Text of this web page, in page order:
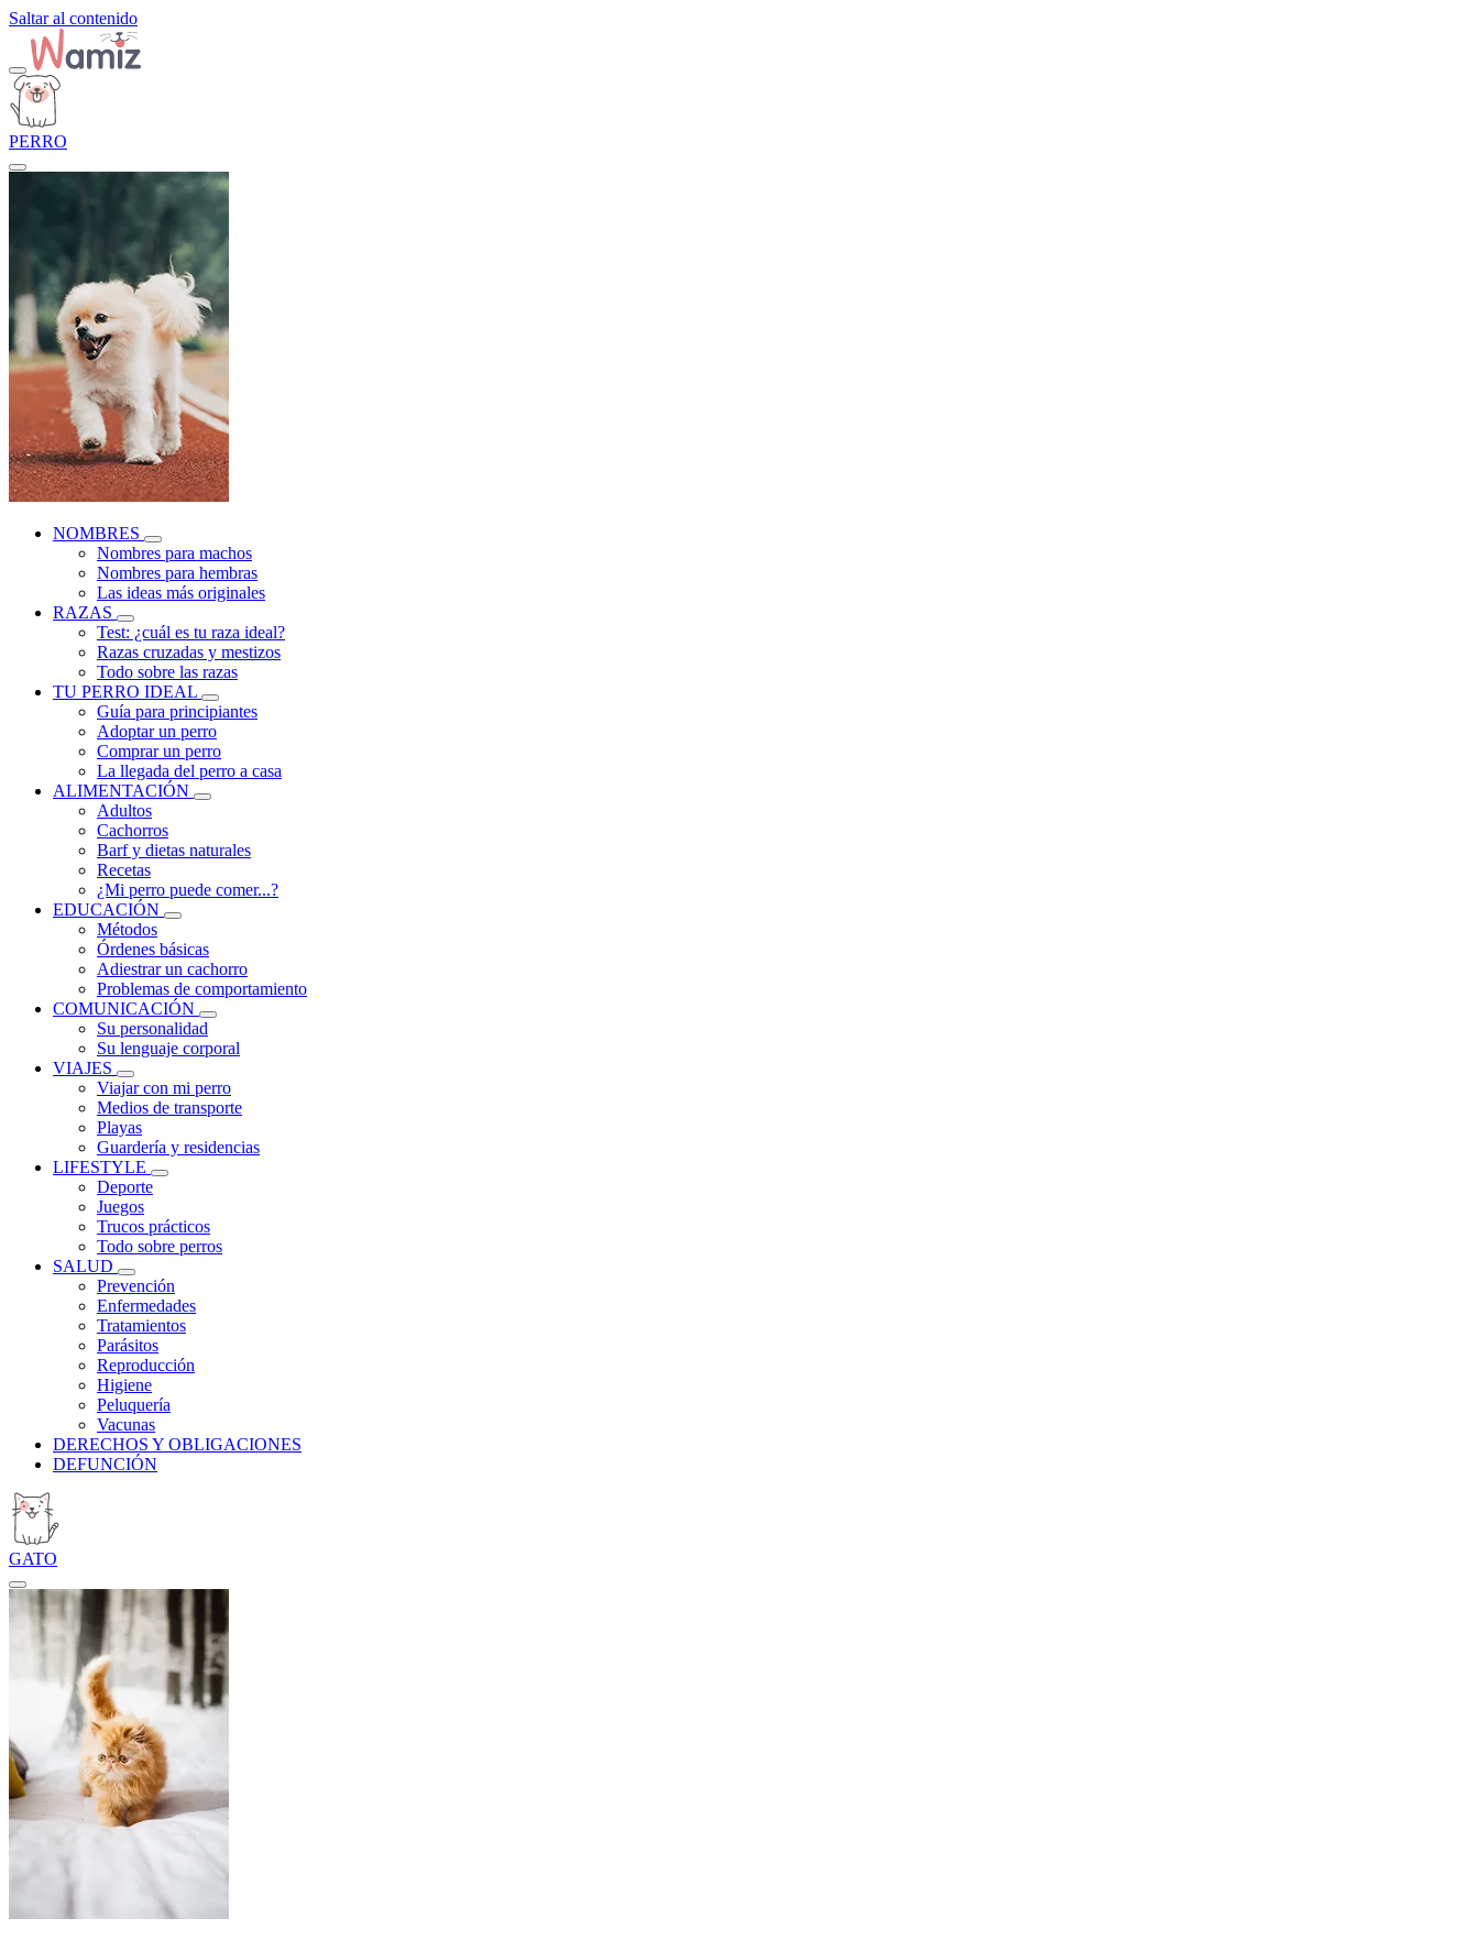
Saltar al contenido
PERRO
NOMBRES
Nombres para machos
Nombres para hembras
Las ideas más originales
RAZAS
Test: ¿cuál es tu raza ideal?
Razas cruzadas y mestizos
Todo sobre las razas
TU PERRO IDEAL
Guía para principiantes
Adoptar un perro
Comprar un perro
La llegada del perro a casa
ALIMENTACIÓN
Adultos
Cachorros
Barf y dietas naturales
Recetas
¿Mi perro puede comer...?
EDUCACIÓN
Métodos
Órdenes básicas
Adiestrar un cachorro
Problemas de comportamiento
COMUNICACIÓN
Su personalidad
Su lenguaje corporal
VIAJES
Viajar con mi perro
Medios de transporte
Playas
Guardería y residencias
LIFESTYLE
Deporte
Juegos
Trucos prácticos
Todo sobre perros
SALUD
Prevención
Enfermedades
Tratamientos
Parásitos
Reproducción
Higiene
Peluquería
Vacunas
DERECHOS Y OBLIGACIONES
DEFUNCIÓN
GATO